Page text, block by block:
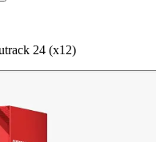
24 (x12)